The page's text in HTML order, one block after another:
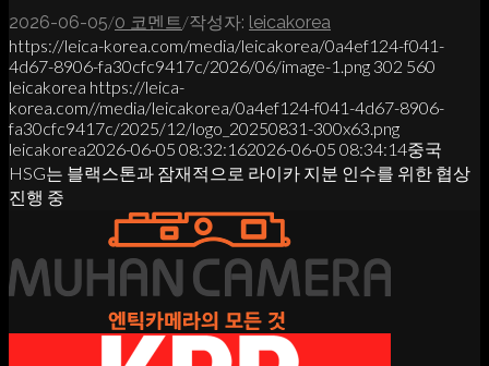
2026-06-05/0 코멘트 /작성자: leicakorea
https://leica-korea.com/media/leicakorea/0a4ef124-f041-
4d67-8906-fa30cfc9417c/2026/06/image-1.png 302 560
leicakorea https://leica-
korea.com//media/leicakorea/0a4ef124-f041-4d67-8906-
fa30cfc9417c/2025/12/logo_20250831-300x63.png
leicakorea2026-06-05 08:32:162026-06-05 08:34:14중국
HSG는 블랙스톤과 잠재적으로 라이카 지분 인수를 위한 협상
진행 중